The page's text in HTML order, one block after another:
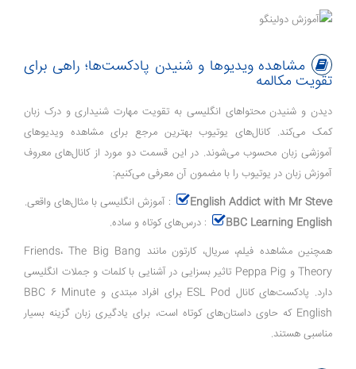
مشاهده ویدیو‌ها و شنیدن پادکست‌ها؛ راهی برای
تقویت مکالمه
دیدن و شنیدن محتواهای انگلیسی به تقویت مهارت شنیداری و درک زبان
کمک می‌کند. کانال‌های یوتیوب بهترین مرجع برای مشاهده ویدیو‌های
آموزشی زبان محسوب می‌شوند. در این قسمت دو مورد از کانال‌های معروف
آموزش زبان در یوتیوب را با مضمون آن معرفی می‌کنیم:
English Addict with Mr Steve
: آموزش انگلیسی با مثال‌های واقعی.
BBC Learning English
: درس‌های کوتاه و ساده.
همچنین مشاهده فیلم، سریال، کارتون مانند Friends، The Big Bang
Theory و Peppa Pig تاثیر بسزایی در آشنایی با کلمات و جملات انگلیسی
دارد. پادکست‌های کانال ESL Pod برای افراد مبتدی و BBC 6 Minute
English که حاوی داستان‌های کوتاه است، برای یادگیری زبان گزینه بسیار
مناسبی هستند.